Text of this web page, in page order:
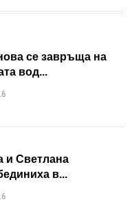
се завръща на
вод...
и Светлана
в...